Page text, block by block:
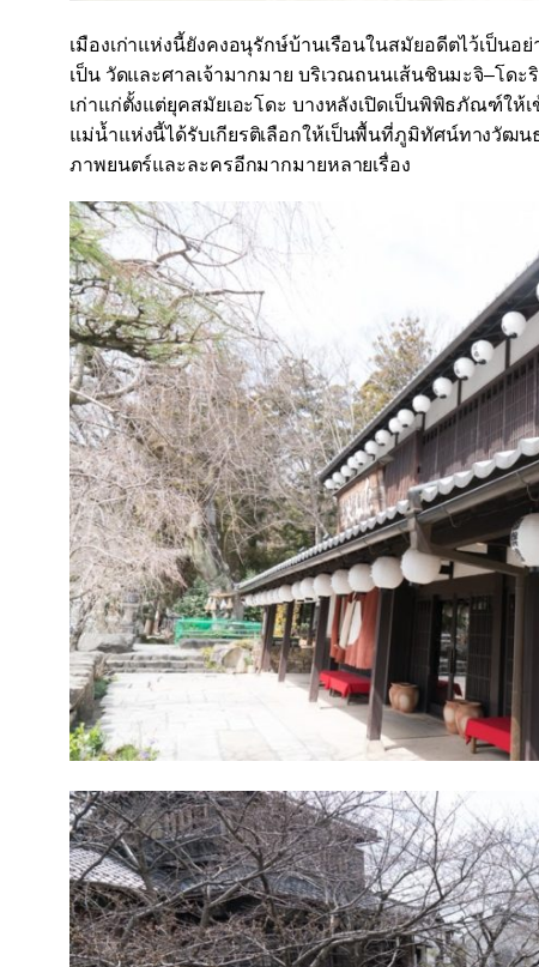
เมืองเก่าแห่งนี้ยังคงอนุรักษ์บ้านเรือนในสมัยอดีตไว้เป็น
เป็น วัดและศาลเจ้ามากมาย บริเวณถนนเส้นชินมะจิ–โดะริ
เก่าแก่ตั้งแต่ยุคสมัยเอะโดะ บางหลังเปิดเป็นพิพิธภัณฑ์ให้
แม่น้ำแห่งนี้ได้รับเกียรติเลือกให้เป็นพื้นที่ภูมิทัศน์ทางวัฒ
ภาพยนตร์และละครอีกมากมายหลายเรื่อง